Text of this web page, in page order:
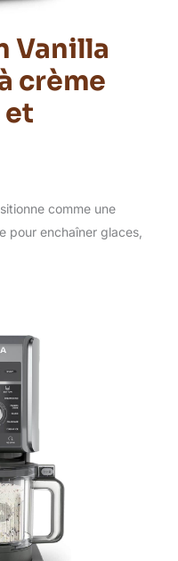
Vanilla
crème
et
comme une
pour enchaîner glaces,